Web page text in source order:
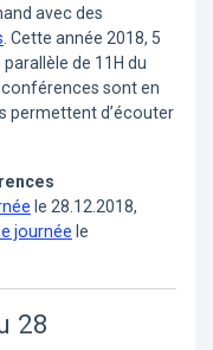
avec des
. Cette année 2018, 5
de 11H du
conférences sont en
permettent d’écouter
le 28.12.2018,
journée le
28